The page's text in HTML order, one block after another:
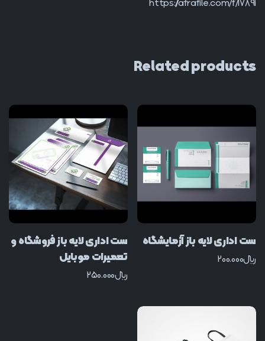
https://afrafile.com/f/17891
Related products
ست اداری لایه باز آزمایشگاه
﷼200.000
ست اداری لایه باز فروشگاه و
تعمیرات موبایل
﷼250.000